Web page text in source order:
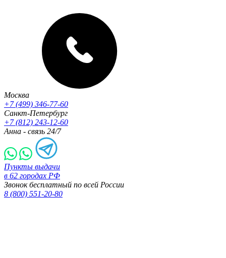
Москва
+7 (499) 346-77-60
Санкт-Петербург
+7 (812) 243-12-60
Анна - связь 24/7
Пункты выдачи
в 62 городах РФ
Звонок бесплатный по всей России
8 (800) 551-20-80